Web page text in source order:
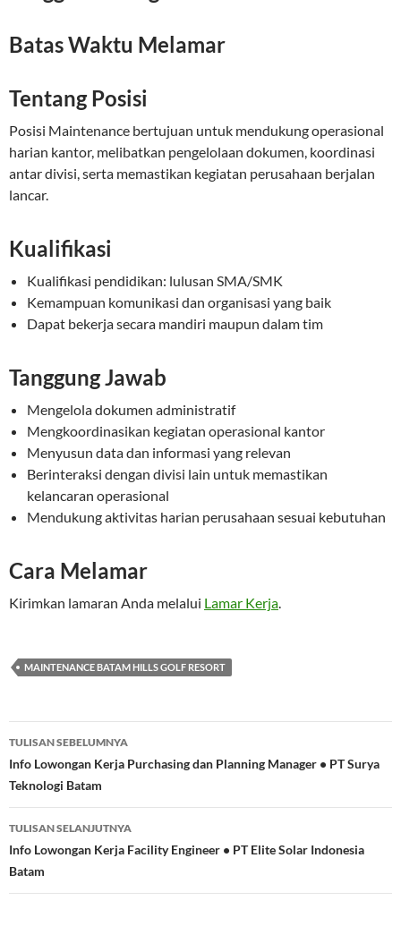
Batas Waktu Melamar
Tentang Posisi
Posisi Maintenance bertujuan untuk mendukung operasional
harian kantor, melibatkan pengelolaan dokumen, koordinasi
antar divisi, serta memastikan kegiatan perusahaan berjalan
lancar.
Kualifikasi
Kualifikasi pendidikan: lulusan SMA/SMK
Kemampuan komunikasi dan organisasi yang baik
Dapat bekerja secara mandiri maupun dalam tim
Tanggung Jawab
Mengelola dokumen administratif
Mengkoordinasikan kegiatan operasional kantor
Menyusun data dan informasi yang relevan
Berinteraksi dengan divisi lain untuk memastikan
kelancaran operasional
Mendukung aktivitas harian perusahaan sesuai kebutuhan
Cara Melamar
Kirimkan lamaran Anda melalui Lamar Kerja.
MAINTENANCE BATAM HILLS GOLF RESORT
Navigasi
Tulisan
TULISAN SEBELUMNYA
Info Lowongan Kerja Purchasing dan Planning Manager • PT Surya
Teknologi Batam
TULISAN SELANJUTNYA
Info Lowongan Kerja Facility Engineer • PT Elite Solar Indonesia
Batam